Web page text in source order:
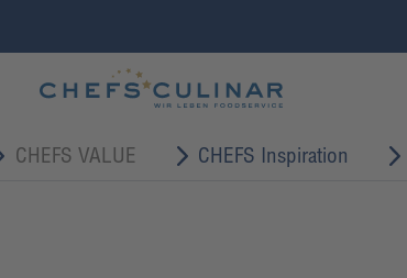
CHEFS VALUE CHEFS Inspiration